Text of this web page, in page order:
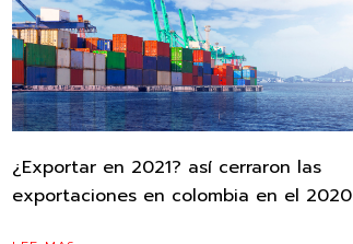
¿Exportar en 2021? así cerraron las
exportaciones en colombia en el 2020